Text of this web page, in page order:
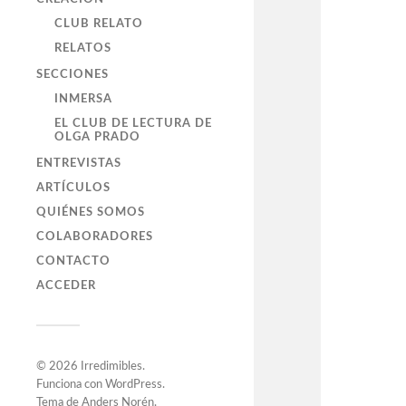
CLUB RELATO
RELATOS
SECCIONES
INMERSA
EL CLUB DE LECTURA DE
OLGA PRADO
ENTREVISTAS
ARTÍCULOS
QUIÉNES SOMOS
COLABORADORES
CONTACTO
ACCEDER
© 2026 Irredimibles.
Funciona con WordPress.
Tema de Anders Norén.